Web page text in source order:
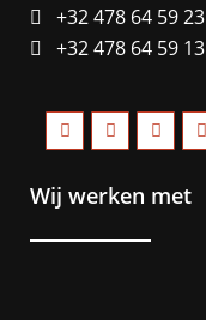
+32 478 64 59 23
+32 478 64 59 13
Wij werken met